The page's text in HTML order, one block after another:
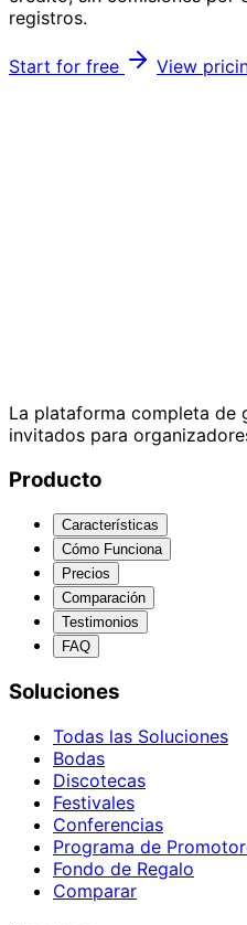
registros.
Start for free View
La plataforma completa de
invitados para
Producto
Características
Cómo Funciona
Precios
Comparación
Testimonios
FAQ
Soluciones
Todas las Soluciones
Bodas
Discotecas
Festivales
Conferencias
Programa de
Fondo de Regalo
Comparar